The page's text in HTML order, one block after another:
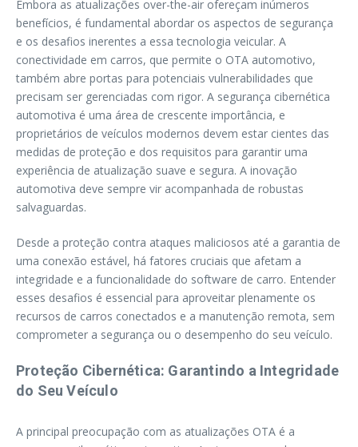
Embora as atualizações over-the-air ofereçam inúmeros
benefícios, é fundamental abordar os aspectos de segurança
e os desafios inerentes a essa tecnologia veicular. A
conectividade em carros, que permite o OTA automotivo,
também abre portas para potenciais vulnerabilidades que
precisam ser gerenciadas com rigor. A segurança cibernética
automotiva é uma área de crescente importância, e
proprietários de veículos modernos devem estar cientes das
medidas de proteção e dos requisitos para garantir uma
experiência de atualização suave e segura. A inovação
automotiva deve sempre vir acompanhada de robustas
salvaguardas.
Desde a proteção contra ataques maliciosos até a garantia de
uma conexão estável, há fatores cruciais que afetam a
integridade e a funcionalidade do software de carro. Entender
esses desafios é essencial para aproveitar plenamente os
recursos de carros conectados e a manutenção remota, sem
comprometer a segurança ou o desempenho do seu veículo.
Proteção Cibernética: Garantindo a Integridade
do Seu Veículo
A principal preocupação com as atualizações OTA é a